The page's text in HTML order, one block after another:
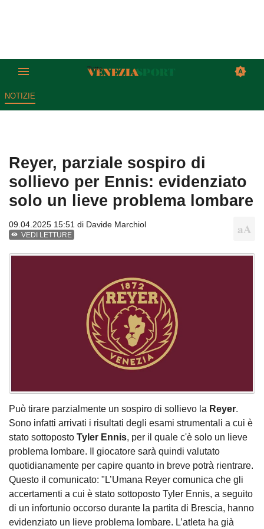
NOTIZIE
Reyer, parziale sospiro di
sollievo per Ennis: evidenziato
solo un lieve problema lombare
09.04.2025 15:51 di Davide Marchiol
VEDI LETTURE
Può tirare parzialmente un sospiro di sollievo la Reyer.
Sono infatti arrivati i risultati degli esami strumentali a cui è
stato sottoposto Tyler Ennis, per il quale c'è solo un lieve
problema lombare. Il giocatore sarà quindi valutato
quotidianamente per capire quanto in breve potrà rientrare.
Questo il comunicato: "L’Umana Reyer comunica che gli
accertamenti a cui è stato sottoposto Tyler Ennis, a seguito
di un infortunio occorso durante la partita di Brescia, hanno
evidenziato un lieve problema lombare. L’atleta ha già